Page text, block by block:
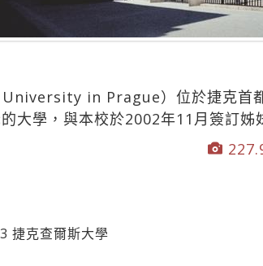
in Prague）位於捷克首
大學，與本校於2002年11月簽訂姊
捷克查爾斯大學